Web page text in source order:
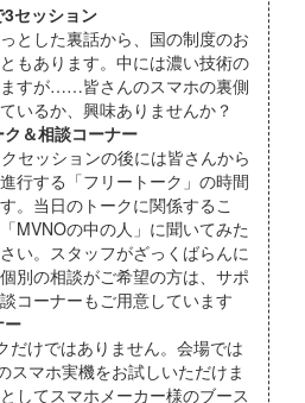
セッション
とした裏話から、国の制度のお
もあります。中には濃い技術の
すが……皆さんのスマホの裏側
いるか、興味ありませんか？
＆相談コーナー
セッションの後には皆さんから
行する「フリートーク」の時間
。当日のトークに関係するこ
MVNOの中の人」に聞いてみた
い。スタッフがざっくばらんに
別の相談がご希望の方は、サポ
コーナーもご用意しています
ー
だけではありません。会場では
スマホ実機をお試しいただけま
してスマホメーカー様のブース